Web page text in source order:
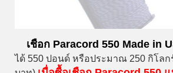
เชือก Paracord 550 Made in
ได้ 550 ปอนด์ หรือประมาณ 250 กิโลก